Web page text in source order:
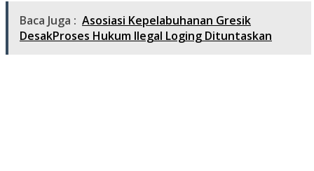
Baca Juga : Asosiasi Kepelabuhanan Gresik
DesakProses Hukum Ilegal Loging Dituntaskan